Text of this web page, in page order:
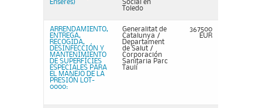
Enseres)
Social en
Toledo
ARRENDAMIENTO,
ENTREGA,
RECOGIDA,
DESINFECCIÓN Y
MANTENIMIENTO
DE SUPERFÍCIES
ESPECIALES PARA
EL MANEJO DE LA
PRESIÓN LOT-
0000:
Generalitat de
Catalunya /
Departament
de Salut /
Corporación
Sanitaria Parc
Taulí
367500
EUR